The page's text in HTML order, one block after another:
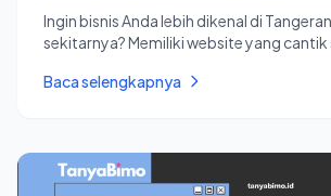
Ingin bisnis Anda lebih dikenal di
sekitarnya? Memiliki website yang cantik
Baca selengkapnya